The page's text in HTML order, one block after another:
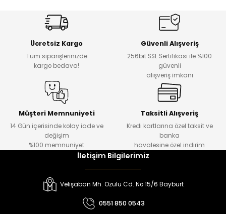
Dantelya Kız Çocuk Tişört
Puba Unisex Kot 3’lü Takım
Urban Kız Çocuk Süveterli Tunik Gömlek Navi Kız Çocuk Kot Pantolon
₺ 650
Melra Kız Çocuk Kot Pantolon
%15
Tivon Kız Çocuk 3’lü Takım
Ücretsiz Kargo
Tüm siparişlerinizde
kargo bedava!
Güvenli Alışveriş
256bit SSL Sertifikası ile %100
güvenli
alışveriş imkanı
Müşteri Memnuniyeti
14 Gün içerisinde kolay iade ve
değişim
%100 memnuniyet
Taksitli Alışveriş
Kredi kartlarına özel taksit ve
banka
havalesine özel indirim
İletişim Bilgilerimiz
Velişaban Mh. Ozulu Cd. No 15/6 Bayburt
0551 850 0543